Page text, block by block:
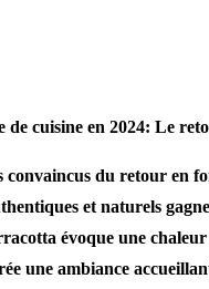
de cuisine en 2024: Le
convaincus du retour en
et naturels
évoque une
une ambiance